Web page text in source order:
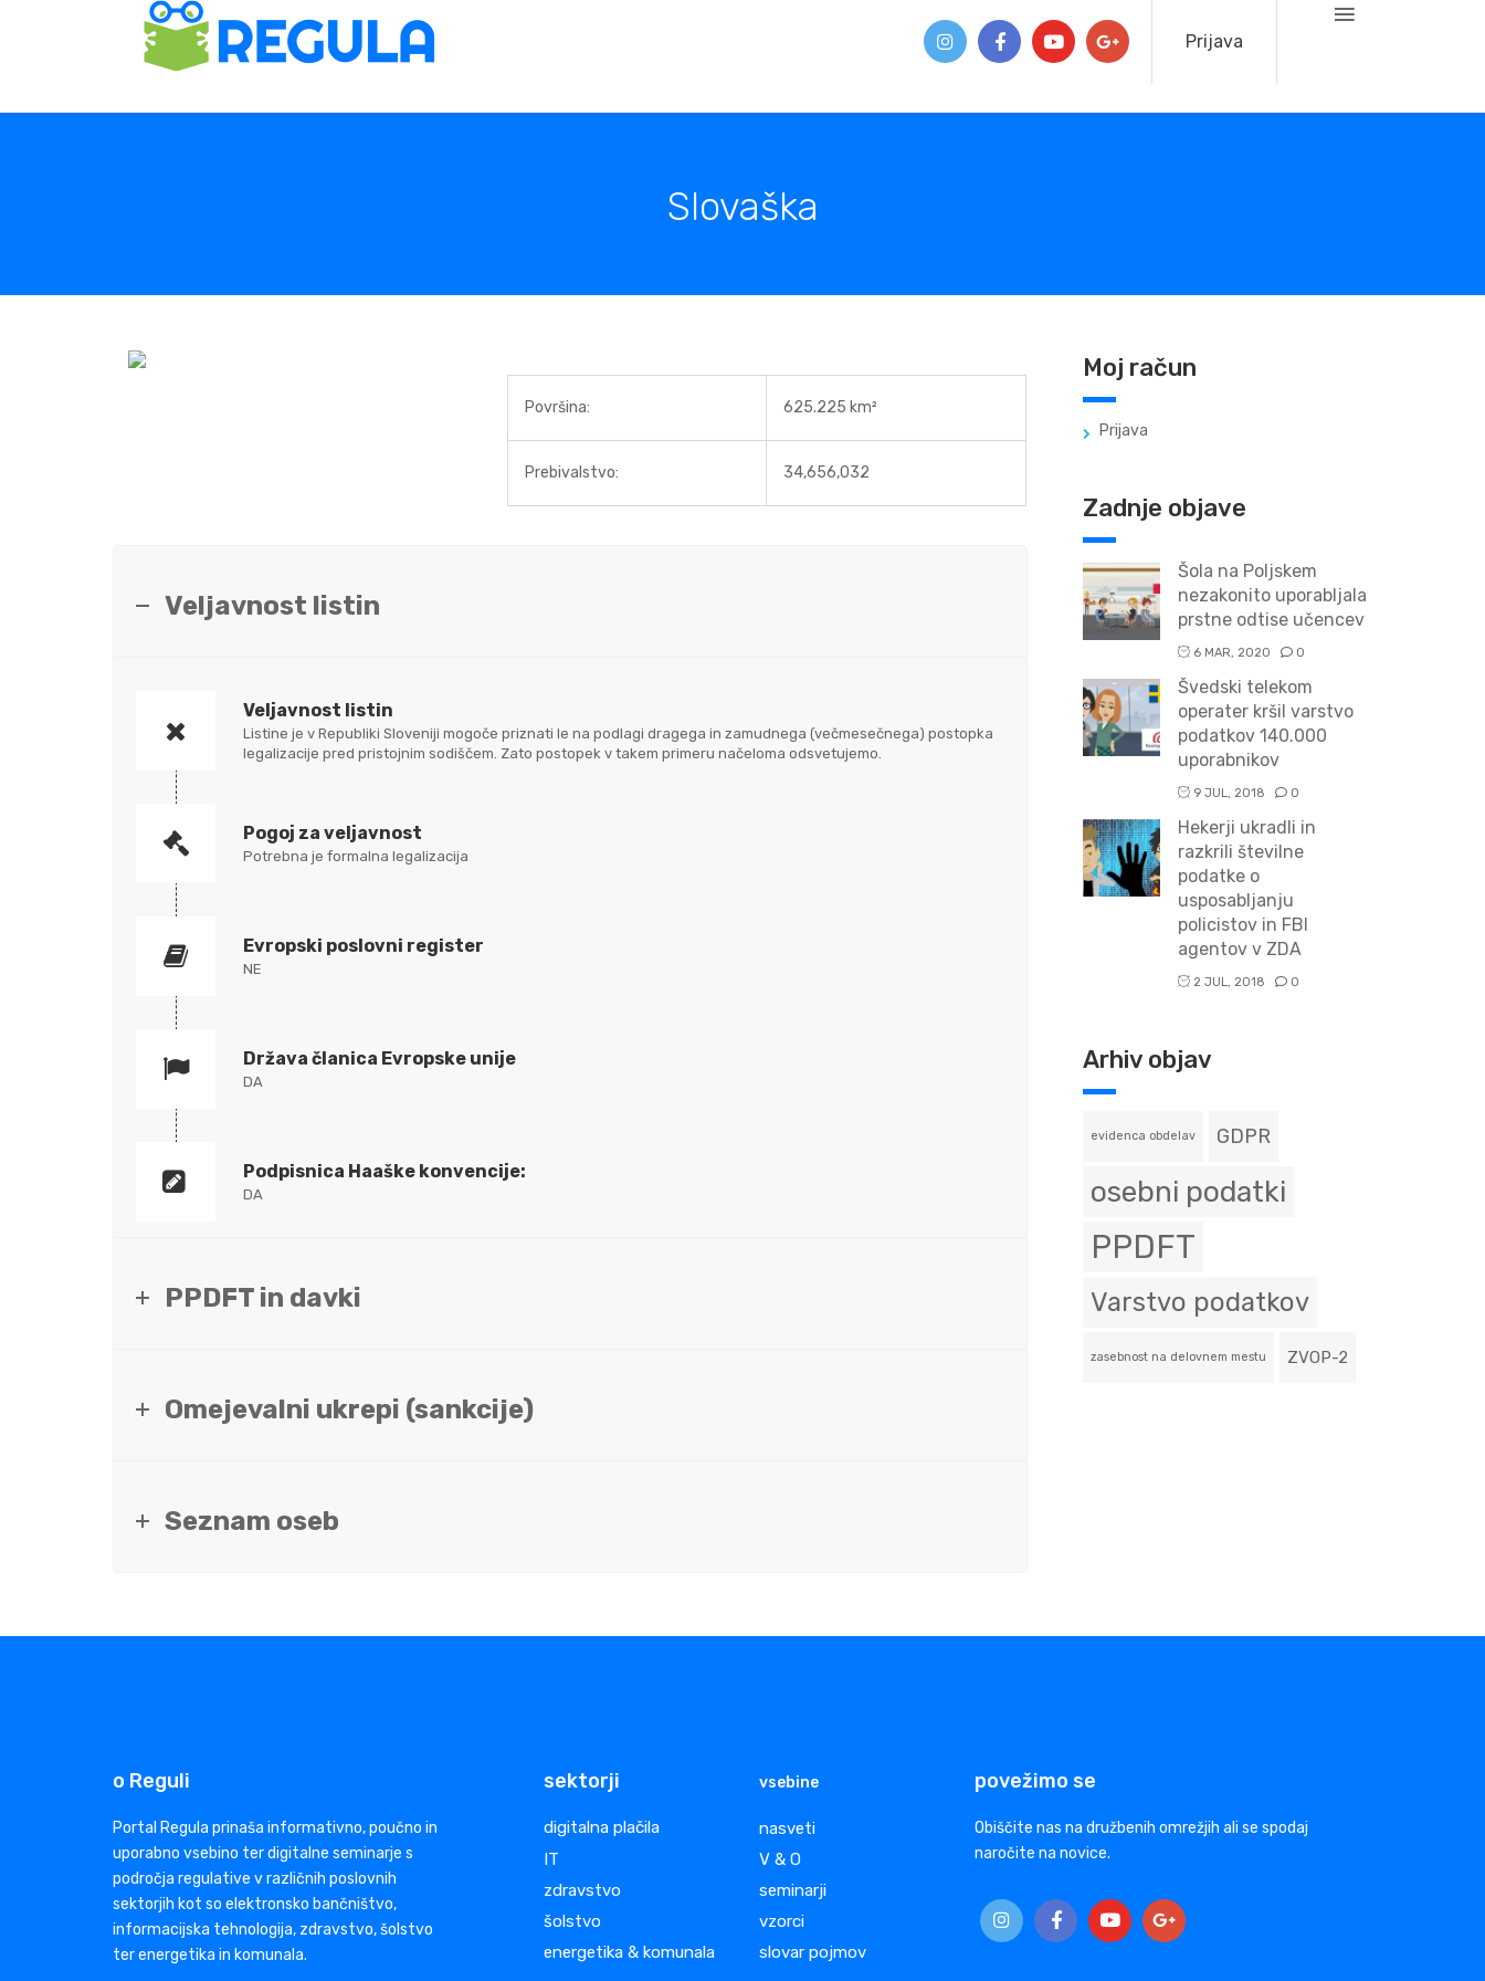
Prijava
Slovaška
Površina: 625.225 km²
Prebivalstvo: 34,656,032
Veljavnost listin
Veljavnost listin
Listine je v Republiki Sloveniji mogoče priznati le na podlagi dragega in zamudnega (večmesečnega) postopka
legalizacije pred pristojnim sodiščem. Zato postopek v takem primeru načeloma odsvetujemo.
Pogoj za veljavnost
Potrebna je formalna legalizacija
Evropski poslovni register
NE
Država članica Evropske unije
DA
Podpisnica Haaške konvencije:
DA
PPDFT in davki
Omejevalni ukrepi (sankcije)
Seznam oseb
Moj račun
Prijava
Zadnje objave
Šola na Poljskem
nezakonito uporabljala
prstne odtise učencev
6 MAR, 2020 0
Švedski telekom
operater kršil varstvo
podatkov 140.000
uporabnikov
9 JUL, 2018 0
Hekerji ukradli in
razkrili številne
podatke o
usposabljanju
policistov in FBI
agentov v ZDA
2 JUL, 2018 0
Arhiv objav
evidenca obdelav GDPR
osebni podatki
PPDFT
Varstvo podatkov
zasebnost na delovnem mestu ZVOP-2
o Reguli
Portal Regula prinaša informativno, poučno in
uporabno vsebino ter digitalne seminarje s
področja regulative v različnih poslovnih
sektorjih kot so elektronsko bančništvo,
informacijska tehnologija, zdravstvo, šolstvo
ter energetika in komunala.
sektorji
digitalna plačila
IT
zdravstvo
šolstvo
energetika & komunala
vsebine
nasveti
V & O
seminarji
vzorci
slovar pojmov
povežimo se
Obiščite nas na družbenih omrežjih ali se spodaj
naročite na novice.